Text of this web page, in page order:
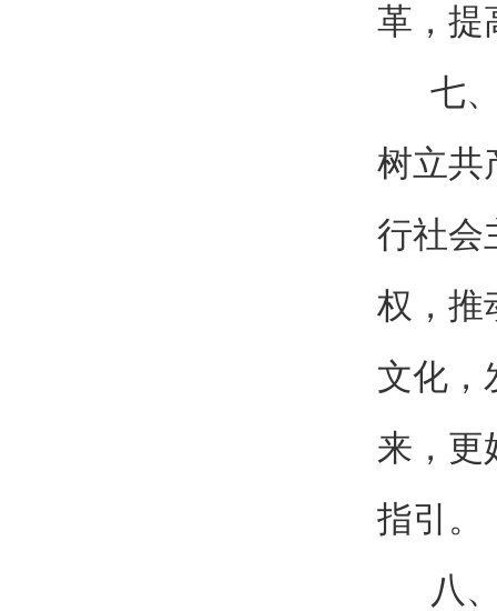
革，提
七、
树立共
行社会
权，推
文化，
来，更
指引。
八、